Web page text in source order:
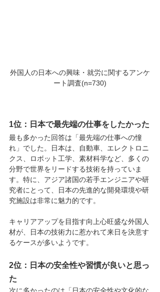
外国人の日本への興味・就労に関するアンケ
ート調査(n=730)
1位：日本で最先端の仕事をしたかった
最も多かった回答は「最先端の仕事への憧
れ」でした。日本は、自動車、エレクトロニ
クス、ロボット工学、素材科学など、多くの
分野で世界をリードする技術を持っていま
す。特に、アジア諸国の若手エンジニアや研
究者にとって、日本の先進的な開発環境や研
究施設は非常に魅力的です。
キャリアアップを目指す向上心旺盛な外国人
材が、日本の技術力に惹かれて来日を決意す
るケースが多いようです。
2位：日本の安全性や習慣が良いと思っ
た
次に多かったのは「日本の安全性や文化的な